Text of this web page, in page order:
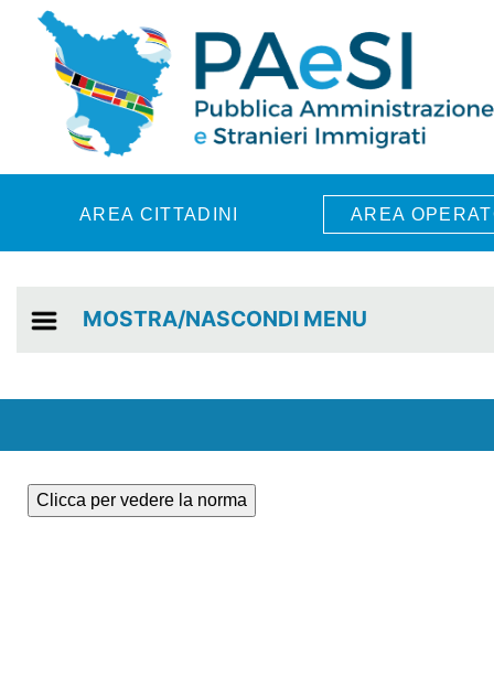
Skip to main content
AREA CITTADINI AREA
MOSTRA/NASCONDI MENU
Clicca per vedere la norma